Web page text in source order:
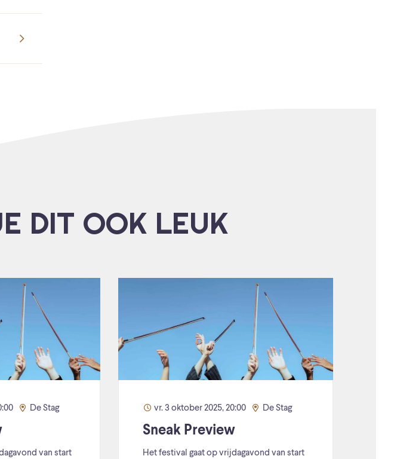
DIT OOK LEUK
De Stag
van start
vr. 3 oktober 2025, 20:00 De Stag
Sneak Preview
Het festival gaat op vrijdagavond van start